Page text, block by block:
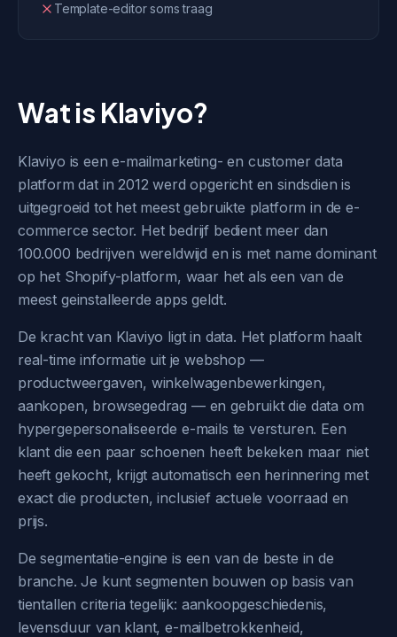
Template-editor soms traag
Wat is Klaviyo?
Klaviyo is een e-mailmarketing- en customer data
platform dat in 2012 werd opgericht en sindsdien is
uitgegroeid tot het meest gebruikte platform in de e-
commerce sector. Het bedrijf bedient meer dan
100.000 bedrijven wereldwijd en is met name dominant
op het Shopify-platform, waar het als een van de
meest geinstalleerde apps geldt.
De kracht van Klaviyo ligt in data. Het platform haalt
real-time informatie uit je webshop —
productweergaven, winkelwagenbewerkingen,
aankopen, browsegedrag — en gebruikt die data om
hypergepersonaliseerde e-mails te versturen. Een
klant die een paar schoenen heeft bekeken maar niet
heeft gekocht, krijgt automatisch een herinnering met
exact die producten, inclusief actuele voorraad en
prijs.
De segmentatie-engine is een van de beste in de
branche. Je kunt segmenten bouwen op basis van
tientallen criteria tegelijk: aankoopgeschiedenis,
levensduur van klant, e-mailbetrokkenheid,